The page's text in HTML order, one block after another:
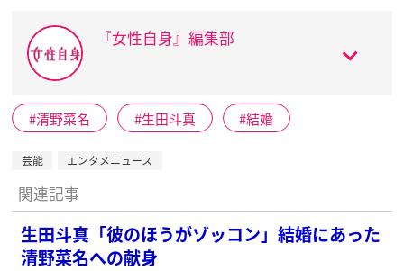
『女性自身』編集部
清野菜名 生田斗真 結婚
芸能 エンタメニュース
関連記事
生田斗真「彼のほうがゾッコン」結婚にあった
清野菜名への献身